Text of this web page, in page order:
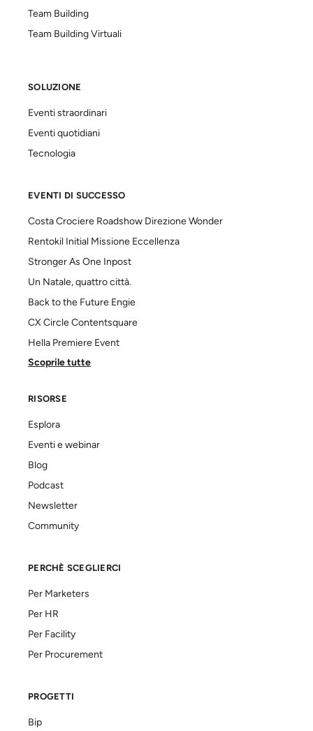
Team Building
Team Building Virtuali
SOLUZIONE
Eventi straordinari
Eventi quotidiani
Tecnologia
EVENTI DI SUCCESSO
Costa Crociere Roadshow Direzione Wonder
Rentokil Initial Missione Eccellenza
Stronger As One Inpost
Un Natale, quattro città.
Back to the Future Engie
CX Circle Contentsquare
Hella Premiere Event
Scoprile tutte
RISORSE
Esplora
Eventi e webinar
Blog
Podcast
Newsletter
Community
PERCHÈ SCEGLIERCI
Per Marketers
Per HR
Per Facility
Per Procurement
PROGETTI
Bip